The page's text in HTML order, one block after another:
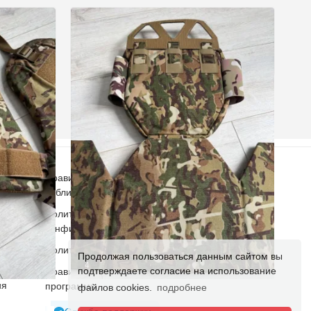
Продолжая пользоваться данным сайтом вы
подтверждаете согласие на использование
файлов cookies.
подробнее
4
Правила и условия
публикации объявлений
Политика
конфиденциальности
Политика по cookie
Правила реферальной
программы